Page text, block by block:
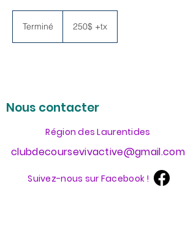
Terminé 250$ +tx
Nous contacter
Région des Laurentides
clubdecoursevivactive@gmail.com
Suivez-nous sur Facebook !